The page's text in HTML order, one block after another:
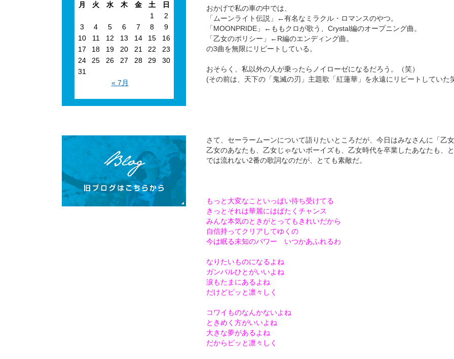
おかげで私の車の中では、
「ムーンライト伝説」←有名なミラクル・ロマンスのやつ。
「MOONPRIDE」←ももクロが歌う、Crystal編のオープニング曲。
「乙女のポリシー」←R編のエンディング曲。
の3曲を無限にリピートしている。
おそらく、私以外の人が乗ったらノイローゼになるだろう。（笑）
(その前は、天下の「鬼滅の刃」主題歌「紅蓮華」を永遠にリピートしていた
さて、セーラームーンについて語りたいところだが、今日はみなさんに「乙
乙女のあなたも、乙女じゃないボーイズも、乙女時代を卒業したあなたも、
では流れない2番の歌詞なのだが、とても素敵だ。
もっと大変なこといっぱい待ち受けてる
きっとそれは華麗にはばたくチャンス
みんな本気のときがとってもきれいだから
自信持ってクリアしてゆくの
今は眠る未知のパワー いつかあふれるわ
なりたいものになるよね
ガンバルひとがいいよね
涙もたまにあるよね
だけどピッと凛々しく
コワイものなんかないよね
ときめく方がいいよね
大きな夢があるよね
だからピッと凛々しく
月
火 水 木 金 土
日
1
2
3
4 5 6 7 8
9
10
11 12 13 14 15
16
17
18 19 20 21 22
23
24
25 26 27 28 29
30
31
« 7月